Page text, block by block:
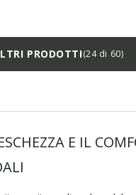
PRODOTTI(24 di 60)
E IL